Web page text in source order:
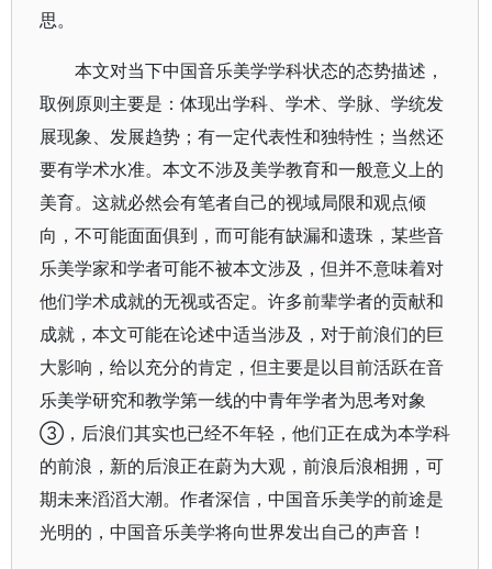
思。
本文对当下中国音乐美学学科状态的态势描述，
取例原则主要是：体现出学科、学术、学脉、学统发
展现象、发展趋势；有一定代表性和独特性；当然还
要有学术水准。本文不涉及美学教育和一般意义上的
美育。这就必然会有笔者自己的视域局限和观点倾
向，不可能面面俱到，而可能有缺漏和遗珠，某些音
乐美学家和学者可能不被本文涉及，但并不意味着对
他们学术成就的无视或否定。许多前辈学者的贡献和
成就，本文可能在论述中适当涉及，对于前浪们的巨
大影响，给以充分的肯定，但主要是以目前活跃在音
乐美学研究和教学第一线的中青年学者为思考对象
③，后浪们其实也已经不年轻，他们正在成为本学科
的前浪，新的后浪正在蔚为大观，前浪后浪相拥，可
期未来滔滔大潮。作者深信，中国音乐美学的前途是
光明的，中国音乐美学将向世界发出自己的声音！